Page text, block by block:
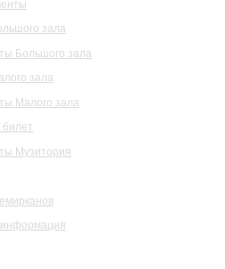
зала
Большого зала
зала
Малого зала
билет
Музитория